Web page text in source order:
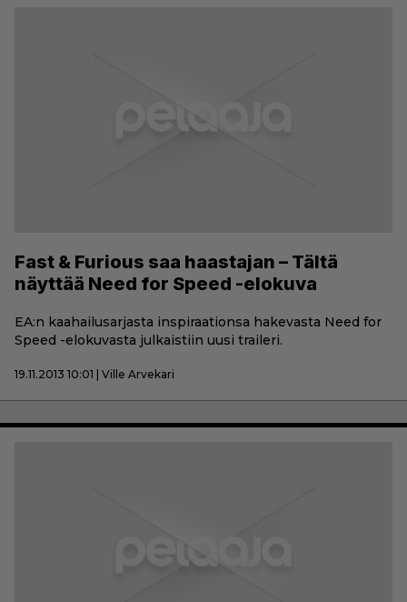
Fast & Furious saa haastajan – Tältä
näyttää Need for Speed -elokuva
EA:n kaahailusarjasta inspiraationsa hakevasta Need for
Speed -elokuvasta julkaistiin uusi traileri.
19.11.2013 10:01 | Ville Arvekari